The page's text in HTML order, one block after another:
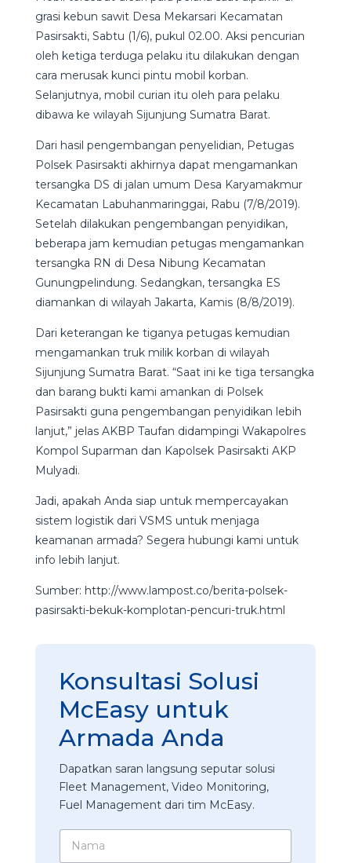
grasi kebun sawit Desa Mekarsari Kecamatan
Pasirsakti, Sabtu (1/6), pukul 02.00. Aksi pencurian
oleh ketiga terduga pelaku itu dilakukan dengan
cara merusak kunci pintu mobil korban.
Selanjutnya, mobil curian itu oleh para pelaku
dibawa ke wilayah Sijunjung Sumatra Barat.
Dari hasil pengembangan penyelidian, Petugas
Polsek Pasirsakti akhirnya dapat mengamankan
tersangka DS di jalan umum Desa Karyamakmur
Kecamatan Labuhanmaringgai, Rabu (7/8/2019).
Setelah dilakukan pengembangan penyidikan,
beberapa jam kemudian petugas mengamankan
tersangka RN di Desa Nibung Kecamatan
Gunungpelindung. Sedangkan, tersangka ES
diamankan di wilayah Jakarta, Kamis (8/8/2019).
Dari keterangan ke tiganya petugas kemudian
mengamankan truk milik korban di wilayah
Sijunjung Sumatra Barat. “Saat ini ke tiga tersangka
dan barang bukti kami amankan di Polsek
Pasirsakti guna pengembangan penyidikan lebih
lanjut,” jelas AKBP Taufan didampingi Wakapolres
Kompol Suparman dan Kapolsek Pasirsakti AKP
Mulyadi.
Jadi, apakah Anda siap untuk mempercayakan
sistem logistik dari VSMS untuk menjaga
keamanan armada? Segera hubungi kami untuk
info lebih lanjut.
Sumber: http://www.lampost.co/berita-polsek-
pasirsakti-bekuk-komplotan-pencuri-truk.html
Konsultasi Solusi
McEasy untuk
Armada Anda
Dapatkan saran langsung seputar solusi
Fleet Management, Video Monitoring,
Fuel Management dari tim McEasy.
N